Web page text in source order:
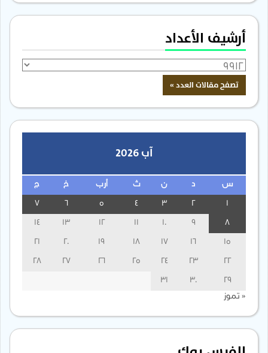
أرشيف الأعداد
آب 2026
س ن ث أرب خ ج
3
13
14
15
16
17
18
19
20
21
22
23
24
25
26
27
28
29
30
31
« تموز